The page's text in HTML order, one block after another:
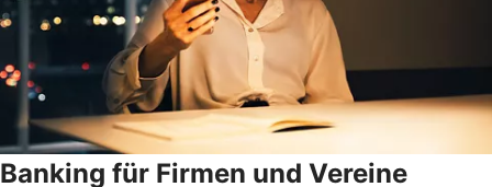
Banking für Firmen und Vereine